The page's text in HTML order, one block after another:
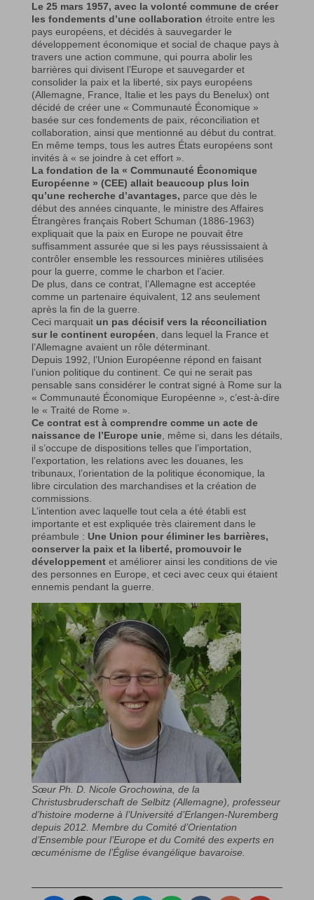
Le 25 mars 1957, avec la volonté commune de créer
les fondements d’une collaboration étroite entre les
pays européens, et décidés à sauvegarder le
développement économique et social de chaque pays à
travers une action commune, qui pourra abolir les
barrières qui divisent l’Europe et sauvegarder et
consolider la paix et la liberté, six pays européens
(Allemagne, France, Italie et les pays du Benelux) ont
décidé de créer une « Communauté Économique »
basée sur ces fondements de paix, réconciliation et
collaboration, ainsi que mentionné au début du contrat.
En même temps, tous les autres États européens sont
invités à « se joindre à cet effort ».
La fondation de la « Communauté Économique
Européenne » (CEE) allait beaucoup plus loin
qu’une recherche d’avantages, parce que dès le
début des années cinquante, le ministre des Affaires
Étrangères français Robert Schuman (1886-1963)
expliquait que la paix en Europe ne pouvait être
suffisamment assurée que si les pays réussissaient à
contrôler ensemble les ressources minières utilisées
pour la guerre, comme le charbon et l’acier.
De plus, dans ce contrat, l’Allemagne est acceptée
comme un partenaire équivalent, 12 ans seulement
après la fin de la guerre.
Ceci marquait un pas décisif vers la réconciliation
sur le continent européen, dans lequel la France et
l’Allemagne avaient un rôle déterminant.
Depuis 1992, l’Union Européenne répond en faisant
l’union politique du continent. Ce qui ne serait pas
pensable sans considérer le contrat signé à Rome sur la
« Communauté Économique Européenne », c’est-à-dire
le « Traité de Rome ».
Ce contrat est à comprendre comme un acte de
naissance de l’Europe unie, même si, dans les détails,
il s’occupe de dispositions telles que l’importation,
l’exportation, les relations avec les douanes, les
tribunaux, l’orientation de la politique économique, la
libre circulation des marchandises et la création de
commissions.
L’intention avec laquelle tout cela a été établi est
importante et est expliquée très clairement dans le
préambule : Une Union pour éliminer les barrières,
conserver la paix et la liberté, promouvoir le
développementet améliorer ainsi les conditions de vie
des personnes en Europe, et ceci avec ceux qui étaient
ennemis pendant la guerre.
Sœur Ph. D. Nicole Grochowina, de la
Christusbruderschaft de Selbitz (Allemagne), professeur
d’histoire moderne à l’Université d’Erlangen-Nuremberg
depuis 2012. Membre du Comité d’Orientation
d’Ensemble pour l’Europe et du Comité des experts en
œcuménisme de l’Église évangélique bavaroise.